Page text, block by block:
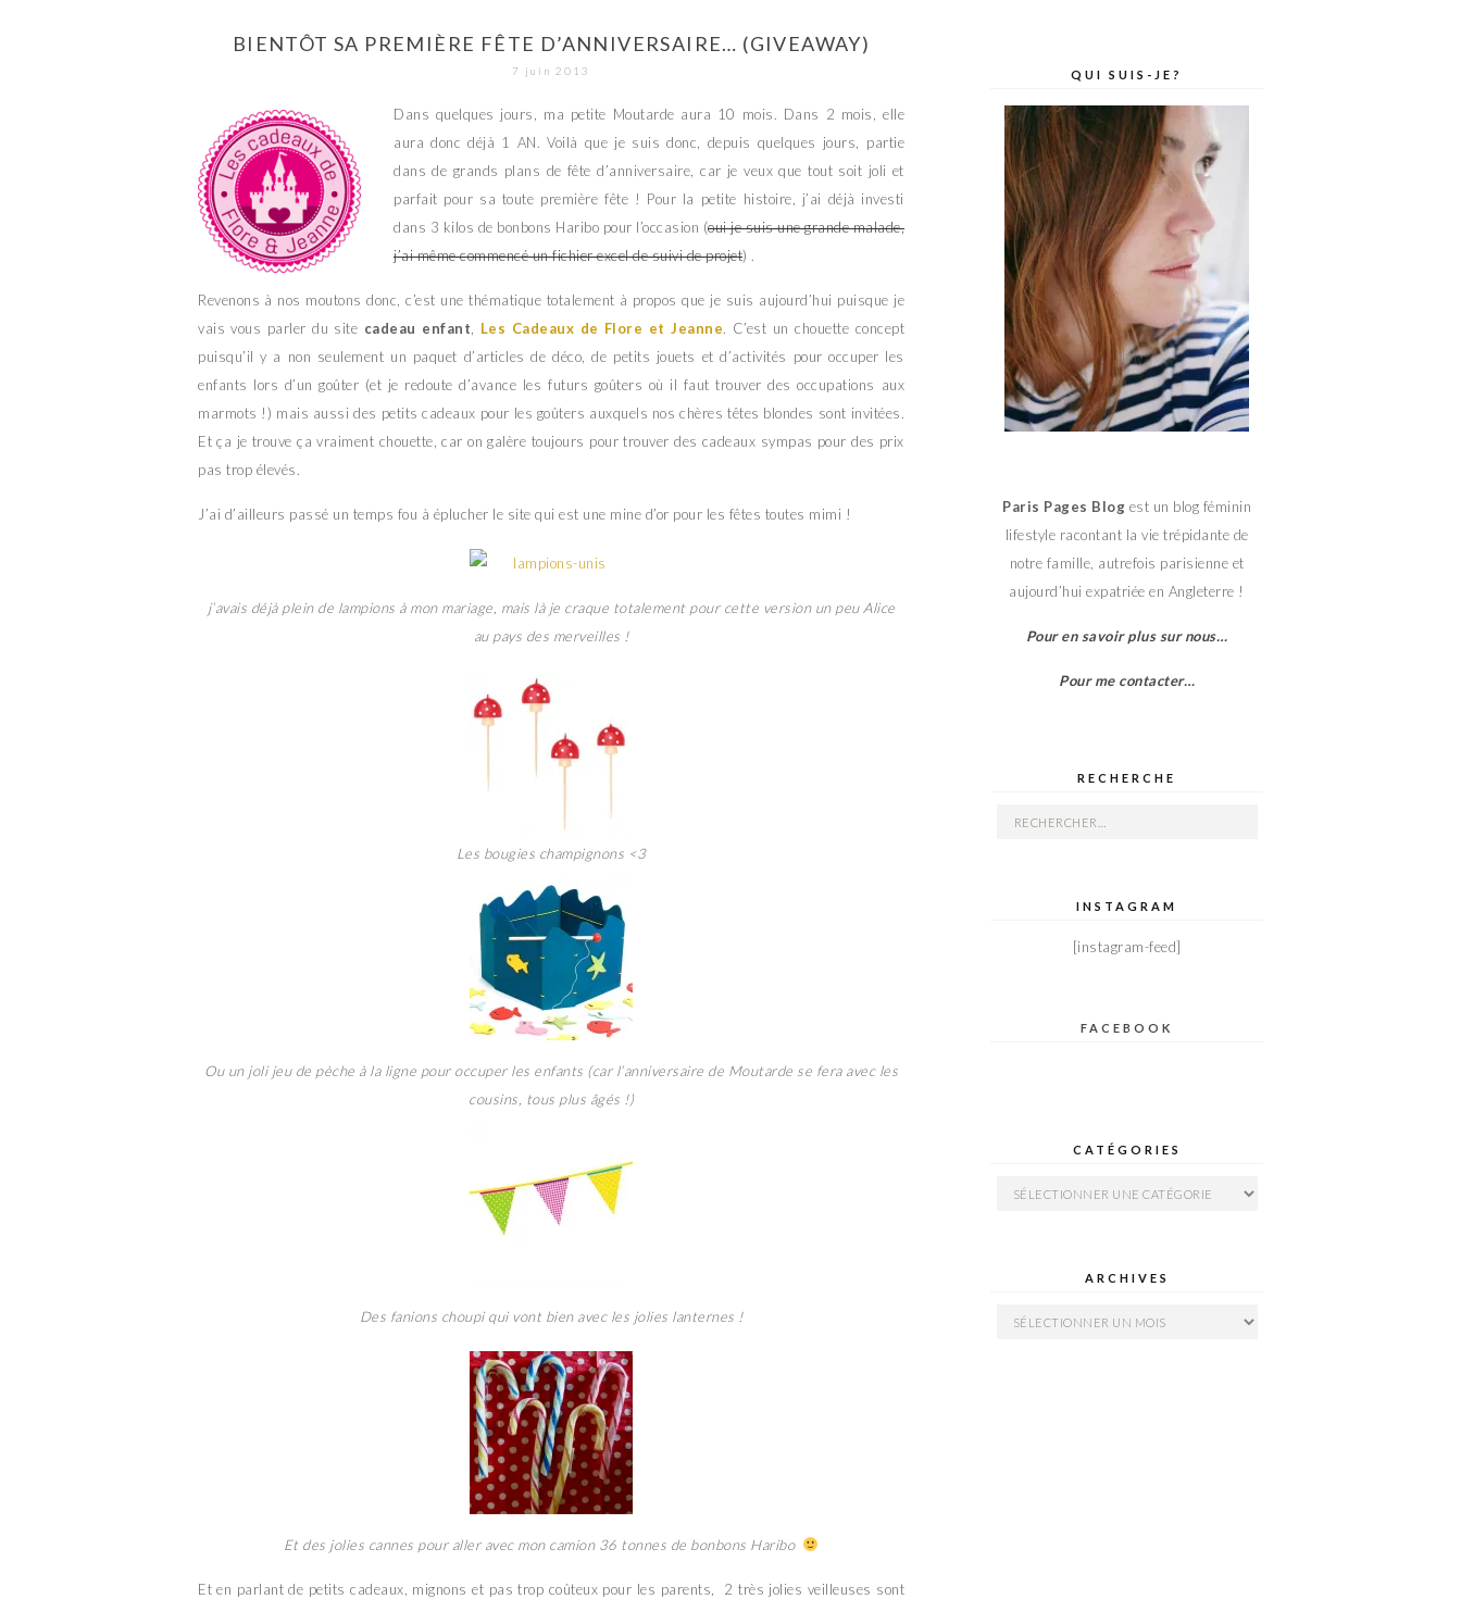
BIENTÔT SA PREMIÈRE FÊTE D’ANNIVERSAIRE… (GIVEAWAY)
7 juin 2013
Dans quelques jours, ma petite Moutarde aura 10 mois. Dans 2 mois, elle
aura donc déjà 1 AN. Voilà que je suis donc, depuis quelques jours, partie
dans de grands plans de fête d’anniversaire, car je veux que tout soit joli et
parfait pour sa toute première fête ! Pour la petite histoire, j’ai déjà investi
dans 3 kilos de bonbons Haribo pour l’occasion (oui je suis une grande malade,
j’ai même commencé un fichier excel de suivi de projet) .
Revenons à nos moutons donc, c’est une thématique totalement à propos que je suis aujourd’hui puisque je
vais vous parler du site cadeau enfant Les Cadeaux de Flore et Jeanne. C’est un chouette concept
puisqu’il y a non seulement un paquet d’articles de déco, de petits jouets et d’activités pour occuper les
enfants lors d’un goûter (et je redoute d’avance les futurs goûters où il faut trouver des occupations aux
marmots !) mais aussi des petits cadeaux pour les goûters auxquels nos chères têtes blondes sont invitées.
Et ça je trouve ça vraiment chouette, car on galère toujours pour trouver des cadeaux sympas pour des prix
pas trop élevés.
J’ai d’ailleurs passé un temps fou à éplucher le site qui est une mine d’or pour les fêtes toutes mimi !
j’avais déjà plein de lampions à mon mariage, mais là je craque totalement pour cette version un peu Alice
au pays des merveilles !
Les bougies champignons <3
Ou un joli jeu de pèche à la ligne pour occuper les enfants (car l’anniversaire de Moutarde se fera avec les
cousins, tous plus âgés !)
Des fanions choupi qui vont bien avec les jolies lanternes !
Et des jolies cannes pour aller avec mon camion 36 tonnes de bonbons Haribo
Et en parlant de petits cadeaux, mignons et pas trop coûteux pour les parents, 2 très jolies veilleuses sont
QUI SUIS-JE?
Paris Pages Blog est un blog féminin
lifestyle racontant la vie trépidante de
notre famille, autrefois parisienne et
aujourd’hui expatriée en Angleterre !
Pour en savoir plus sur nous…
Pour me contacter…
RECHERCHE
Rechercher :
INSTAGRAM
[instagram-feed]
FACEBOOK
CATÉGORIES
Catégories
ARCHIVES
Archives